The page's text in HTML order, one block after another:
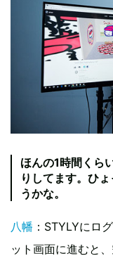
ほんの1時間くら
りしてます。ひ
うかな。
八幡 ：STYLYにロ
ット画面に進むと